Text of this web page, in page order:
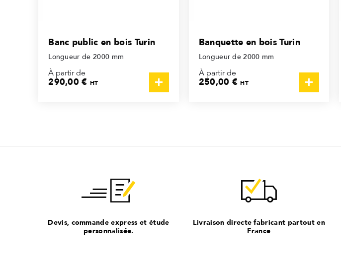
Banc public en bois Turin
Longueur de 2000 mm
À partir de
290,00 €HT
Banquette en bois Turin
Longueur de 2000 mm
À partir de
250,00 €HT
Devis, commande express et étude
personnalisée.
Livraison directe fabricant partout en
France